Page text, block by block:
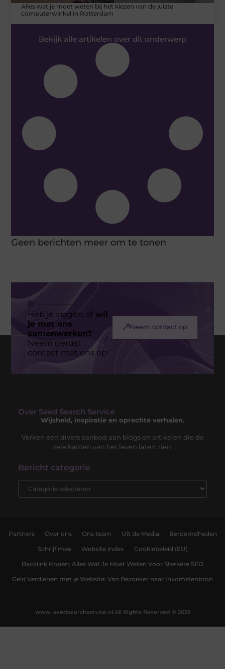
Alles wat je moet weten bij het kiezen van de juiste
computerwinkel in Rotterdam
Bekijk alle artikelen over dit onderwerp
Geen berichten meer om te tonen
Heb je vragen ofwil
je met ons
samenwerken?
Neem gerust
contact met ons op!
Neem contact op
Over Seed Search Service
Wijsheid, inspiratie en oprechte verhalen.
Verken een divers aanbod aan blogs en artikelen die de
vele kanten van het leven laten zien.
Bericht categorie
Partners Over ons Ons team Uit de Media Beroemdheden
Schrijf mee Website index Cookiebeleid (EU)
Backlink Kopen: Alles Wat Je Moet Weten Voor Sterkere SEO
Geld Verdienen met je Website: Van Bezoeker naar Inkomstenbron
All Rights Reserved © 2025
www. seedsearchservice.nl.